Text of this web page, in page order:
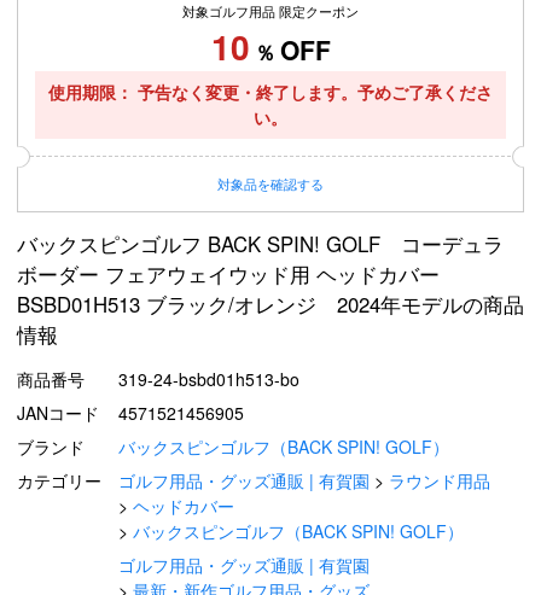
対象ゴルフ用品 限定クーポン
10 ％ OFF
使用期限
予告なく変更・終了します。予めご了承くださ
い。
対象品を確認する
バックスピンゴルフ BACK SPIN! GOLF コーデュラ
ボーダー フェアウェイウッド用 ヘッドカバー
BSBD01H513 ブラック/オレンジ 2024年モデルの商品
情報
商品番号
319-24-bsbd01h513-bo
JANコード
4571521456905
ブランド
バックスピンゴルフ（BACK SPIN! GOLF）
カテゴリー
ゴルフ用品・グッズ通販 | 有賀園
ラウンド用品
ヘッドカバー
バックスピンゴルフ（BACK SPIN! GOLF）
ゴルフ用品・グッズ通販 | 有賀園